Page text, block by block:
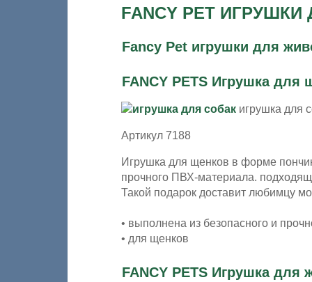
FANCY PET
Fancy Pet игрушки для
FANCY PETS Игрушка для
игрушка для
Артикул 7188
Игрушка для щенков в форме
прочного ПВХ-материала.
Такой подарок доставит любимцу
• выполнена из безопасного и
• для щенков
FANCY PETS Игрушка